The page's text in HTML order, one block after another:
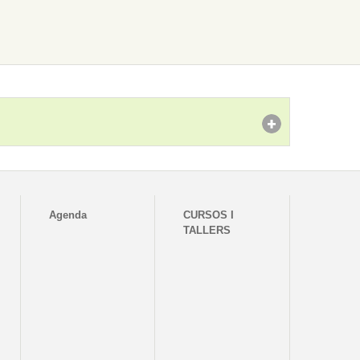
Agenda
CURSOS I
TALLERS